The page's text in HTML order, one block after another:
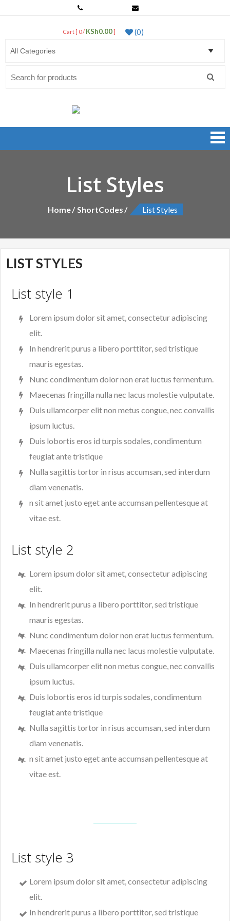
Cart [ 0 / KSh0.00] (0)
Net Pro Systems Shop
List Styles
Home ShortCodes List Styles
LIST STYLES
List style 1
Lorem ipsum dolor sit amet, consectetur adipiscing
elit.
In hendrerit purus a libero porttitor, sed tristique
mauris egestas.
Nunc condimentum dolor non erat luctus fermentum.
Maecenas fringilla nulla nec lacus molestie vulputate.
Duis ullamcorper elit non metus congue, nec convallis
ipsum luctus.
Duis lobortis eros id turpis sodales, condimentum
feugiat ante tristique
Nulla sagittis tortor in risus accumsan, sed interdum
diam venenatis.
n sit amet justo eget ante accumsan pellentesque at
vitae est.
List style 2
Lorem ipsum dolor sit amet, consectetur adipiscing
elit.
In hendrerit purus a libero porttitor, sed tristique
mauris egestas.
Nunc condimentum dolor non erat luctus fermentum.
Maecenas fringilla nulla nec lacus molestie vulputate.
Duis ullamcorper elit non metus congue, nec convallis
ipsum luctus.
Duis lobortis eros id turpis sodales, condimentum
feugiat ante tristique
Nulla sagittis tortor in risus accumsan, sed interdum
diam venenatis.
n sit amet justo eget ante accumsan pellentesque at
vitae est.
List style 3
Lorem ipsum dolor sit amet, consectetur adipiscing
elit.
In hendrerit purus a libero porttitor, sed tristique